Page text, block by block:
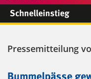
Schnelleinstieg
Pressemitteilung
Bummelpässe